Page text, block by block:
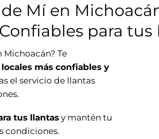
Mí en
para tus
Michoacán? Te
más confiables y
el servicio de llantas
tus llantas y mantén tu
condiciones.